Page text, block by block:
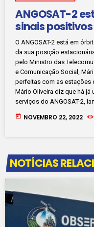
ANGOSAT-2
sinais
O ANGOSAT-2 está em
da sua posição
pelo Ministro das
e Comunicação Social,
perfeitas com as estações
Mário Oliveira diz que há
serviços do ANGOSAT-2,
today NOVEMBRO 22, 2022
NOTÍCIAS